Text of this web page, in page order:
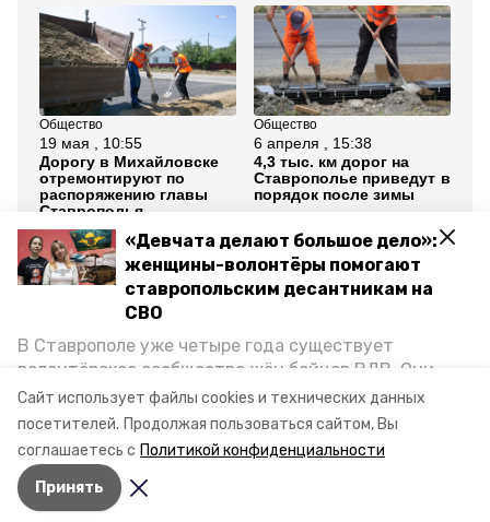
Сайт использует файлы cookies и технических данных
посетителей. Продолжая пользоваться сайтом, Вы
соглашаетесь с Политикой конфиденциальности
Принять
«Девчата делают большое дело»:
женщины-волонтёры помогают
ставропольским десантникам на
СВО
В Ставрополе уже четыре года существует
волонтёрское сообщество жён бойцов ВДВ. Они
организуют сборы вещей и продуктов для
участников спецоперации и лично отвозят всё это
на передовую. Девушки рассказали «Победе26», как
создавали добровольческий клуб и зачем проводят
масштабную акцию к 9 Мая.
Общество
19 мая , 10:55
Дорогу в Михайловске
отремонтируют по
распоряжению главы
Ставрополья
Общество
6 апреля , 15:38
4,3 тыс. км дорог на
Ставрополье приведут в
порядок после зимы
Все новости
владимир владимиров
Авторы: Анастасия Колмыкова